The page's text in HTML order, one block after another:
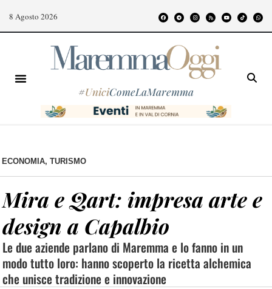
8 Agosto 2026
#UniciComeLaMaremma
ECONOMIA, TURISMO
Mira e Qart: impresa arte e
design a Capalbio
Le due aziende parlano di Maremma e lo fanno in un
modo tutto loro: hanno scoperto la ricetta alchemica
che unisce tradizione e innovazione